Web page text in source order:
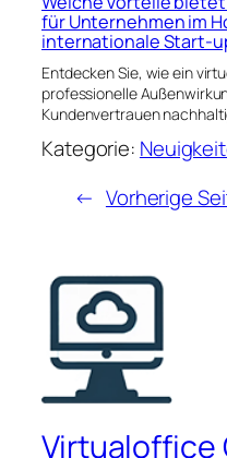
für Unternehmen im
internationale Start-
Entdecken Sie, wie ein
professionelle
Kundenvertrauen
Kategorie:
← Vorherige
Virtualoffice